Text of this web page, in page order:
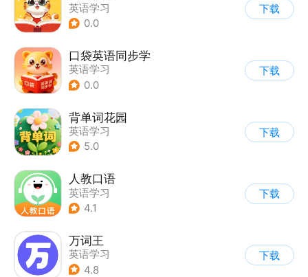
英语学习
0.0
下载
口袋英语同步学
英语学习
0.0
下载
背单词花园
英语学习
5.0
下载
人教口语
英语学习
4.1
下载
万词王
英语学习
4.8
下载